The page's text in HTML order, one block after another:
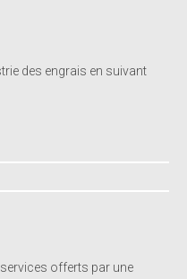
des engrais en suivant
offerts par une